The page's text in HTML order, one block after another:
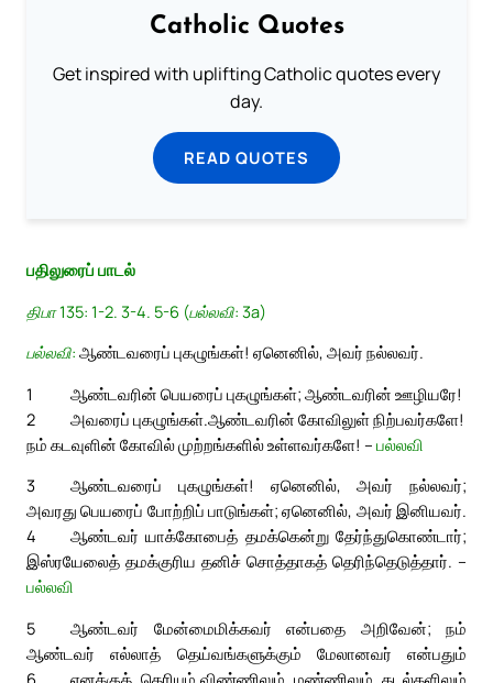
Catholic Quotes
Get inspired with uplifting Catholic quotes every
day.
READ QUOTES
பதிலுரைப் பாடல்
திபா 135: 1-2. 3-4. 5-6 (பல்லவி: 3a)
பல்லவி: ஆண்டவரைப் புகழுங்கள்! ஏனெனில், அவர் நல்லவர்.
1
ஆண்டவரின் பெயரைப் புகழுங்கள்; ஆண்டவரின் ஊழியரே!
அவரைப் புகழுங்கள்.
2
ஆண்டவரின் கோவிலுள் நிற்பவர்களே!
நம் கடவுளின் கோவில் முற்றங்களில் உள்ளவர்களே! – பல்லவி
3
ஆண்டவரைப் புகழுங்கள்! ஏனெனில், அவர் நல்லவர்;
அவரது பெயரைப் போற்றிப் பாடுங்கள்; ஏனெனில், அவர் இனியவர்.
4
ஆண்டவர் யாக்கோபைத் தமக்கென்று தேர்ந்துகொண்டார்;
இஸ்ரயேலைத் தமக்குரிய தனிச் சொத்தாகத் தெரிந்தெடுத்தார். –
பல்லவி
5
ஆண்டவர் மேன்மைமிக்கவர் என்பதை அறிவேன்; நம்
ஆண்டவர் எல்லாத் தெய்வங்களுக்கும் மேலானவர் என்பதும்